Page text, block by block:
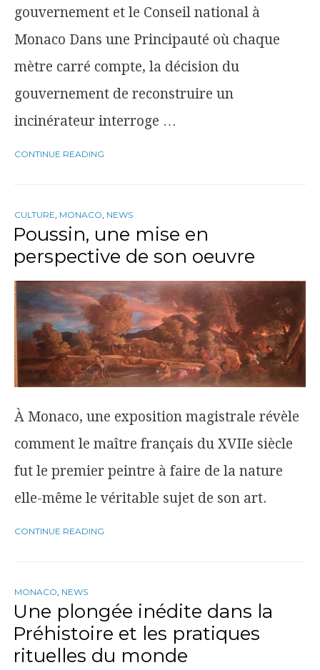
gouvernement et le Conseil national à
Monaco Dans une Principauté où chaque
mètre carré compte, la décision du
gouvernement de reconstruire un
incinérateur interroge …
CONTINUE READING
CULTURE, MONACO, NEWS
Poussin, une mise en
perspective de son oeuvre
À Monaco, une exposition magistrale révèle
comment le maître français du XVIIe siècle
fut le premier peintre à faire de la nature
elle-même le véritable sujet de son art.
CONTINUE READING
MONACO NEWS
Une plongée inédite dans la
Préhistoire et les pratiques
rituelles du monde